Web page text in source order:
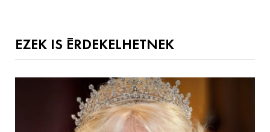
EZEK IS ÉRDEKELHETNEK